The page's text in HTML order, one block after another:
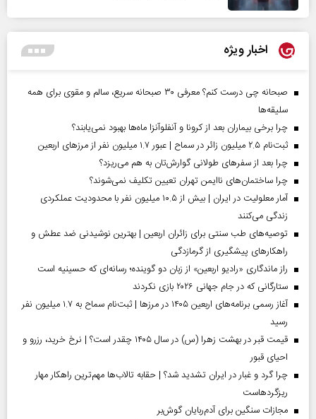
اخبار ویژه
صبحانه چی درست کنم؟ معرفی ۳۰ صبحانه سریع، سالم و مقوی برای همه
سلیقه‌ها
چرا برخی بیماران بعد از کرونا و آنفلوآنزا ماه‌ها بهبود نمی‌یابند؟
ثبت‌نام ۲.۵ میلیون زائر در سماح | عبور ۱.۷ میلیون نفر از مرز‌های اربعین
چرا بعد از سفرهای طولانی گوارش‌تان به هم می‌ریزد؟
چرا ساختمان‌های ناایمن تهران تعیین تکلیف نمی‌شوند؟
آمار معلولیت در ایران | بیش از ۱۰.۵ میلیون نفر با محدودیت عملکردی
زندگی می‌کنند
توصیه‌های طب سنتی برای زائران اربعین | بهترین نوشیدنی ضد عطش و
راهکارهای پیشگیری از گرمازدگی
راز ماندگاری «رادیو اربعین» از زبان دو گوینده؛ رسانه‌ای که حسینیه است
ستارگانی که در جام جهانی ۲۰۲۶ بازی نکردند
آغاز رسمی برنامه‌های اربعین ۱۴۰۵ در مرز‌ها | ثبت‌نام سماح به ۱.۷ میلیون نفر
رسید
قیمت قبر در بهشت زهرا (س) در سال ۱۴۰۵ چقدر است؟ | نرخ خرید، رزرو و
احیای قبور
چرا گرد و غبار در ایران تشدید شد؟ | حقابه تالاب‌ها مهم‌ترین راهکار مهار
ریزگردهاست
مجازات سنگین برای آدم‌ربایان گوش‌بر